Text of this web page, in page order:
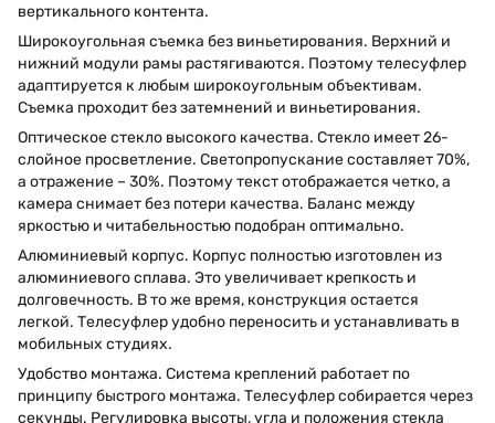
вертикального контента.
Широкоугольная съемка без виньетирования. Верхний и
нижний модули рамы растягиваются. Поэтому телесуфлер
адаптируется к любым широкоугольным объективам.
Съемка проходит без затемнений и виньетирования.
Оптическое стекло высокого качества. Стекло имеет 26-
слойное просветление. Светопропускание составляет 70%,
а отражение – 30%. Поэтому текст отображается четко, а
камера снимает без потери качества. Баланс между
яркостью и читабельностью подобран оптимально.
Алюминиевый корпус. Корпус полностью изготовлен из
алюминиевого сплава. Это увеличивает крепкость и
долговечность. В то же время, конструкция остается
легкой. Телесуфлер удобно переносить и устанавливать в
мобильных студиях.
Удобство монтажа. Система креплений работает по
принципу быстрого монтажа. Телесуфлер собирается через
секунды. Регулировка высоты, угла и положения стекла